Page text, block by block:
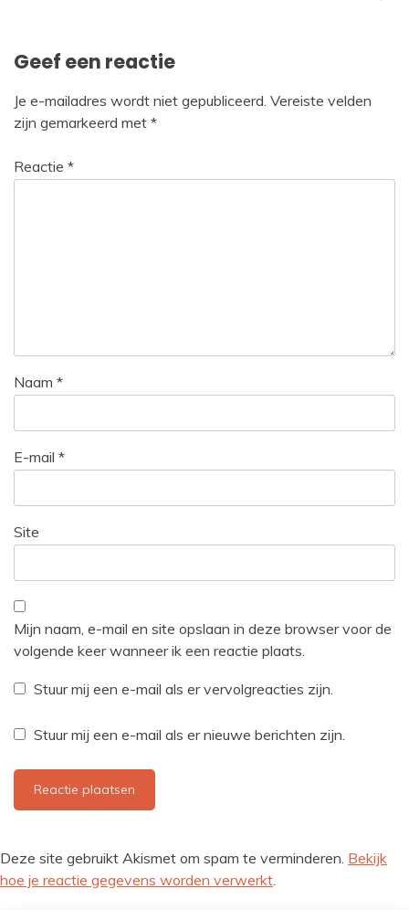
Geef een reactie
Je e-mailadres wordt niet gepubliceerd. Vereiste velden
zijn gemarkeerd met *
Reactie *
Naam *
E-mail *
Site
Mijn naam, e-mail en site opslaan in deze browser voor de
volgende keer wanneer ik een reactie plaats.
Stuur mij een e-mail als er vervolgreacties zijn.
Stuur mij een e-mail als er nieuwe berichten zijn.
Deze site gebruikt Akismet om spam te verminderen. Bekijk
hoe je reactie gegevens worden verwerkt